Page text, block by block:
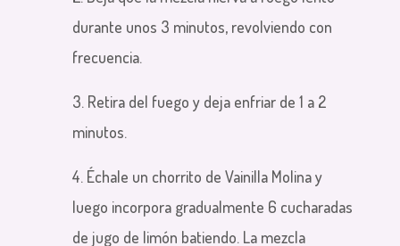
durante unos 3 minutos, revolviendo con
frecuencia.
3. Retira del fuego y deja enfriar de 1 a 2
minutos.
4. Échale un chorrito de Vainilla Molina y
luego incorpora gradualmente 6 cucharadas
de jugo de limón batiendo. La mezcla